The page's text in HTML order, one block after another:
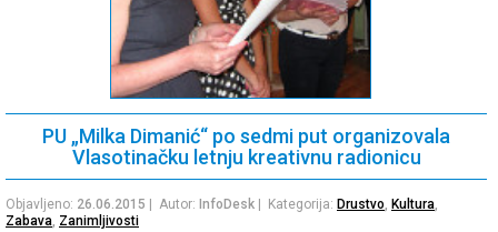
PU „Milka Dimanić“ po sedmi put organіzovala
Vlasotinačku letnju kreativnu radionicu
Objavljeno: 26.06.2015 | Autor: InfoDesk | Kategorija: Drustvo, Kultura,
Zabava, Zanimljivosti